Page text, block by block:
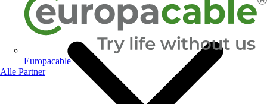
Europacable
Alle Partner